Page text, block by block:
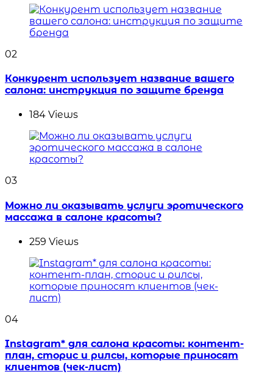
02
Конкурент использует название вашего
салона: инструкция по защите бренда
184 Views
03
Можно ли оказывать услуги эротического
массажа в салоне красоты?
259 Views
04
Instagram* для салона красоты: контент-
план, сторис и рилсы, которые приносят
клиентов (чек-лист)